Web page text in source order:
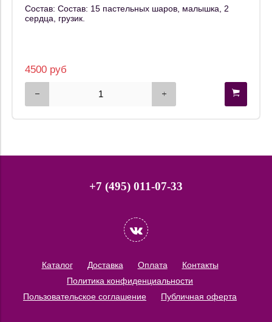
Состав: Состав: 15 пастельных шаров, малышка, 2
сердца, грузик.
4500 руб
+7 (495) 011-07-33
Каталог Доставка Оплата
Контакты
Политика конфиденциальности
Пользовательское соглашение
Публичная оферта